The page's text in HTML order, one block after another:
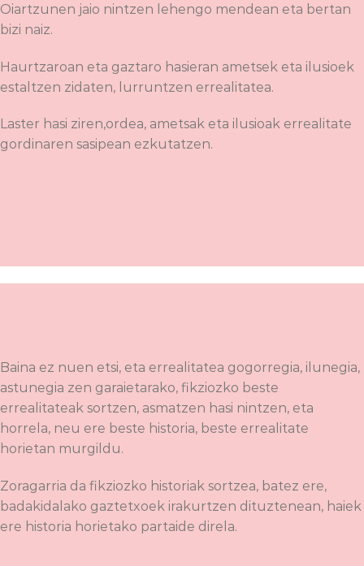
Oiartzunen jaio nintzen lehengo mendean eta bertan
bizi naiz.
Haurtzaroan eta gaztaro hasieran ametsek eta ilusioek
estaltzen zidaten, lurruntzen errealitatea.
Laster hasi ziren,ordea, ametsak eta ilusioak errealitate
gordinaren sasipean ezkutatzen.
Baina ez nuen etsi, eta errealitatea gogorregia, ilunegia,
astunegia zen garaietarako, fikziozko beste
errealitateak sortzen, asmatzen hasi nintzen, eta
horrela, neu ere beste historia, beste errealitate
horietan murgildu.
Zoragarria da fikziozko historiak sortzea, batez ere,
badakidalako gaztetxoek irakurtzen dituztenean, haiek
ere historia horietako partaide direla.